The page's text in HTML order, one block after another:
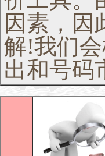
因素，因
解!我们
出和号码